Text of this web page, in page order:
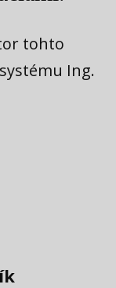
tohto
Ing.